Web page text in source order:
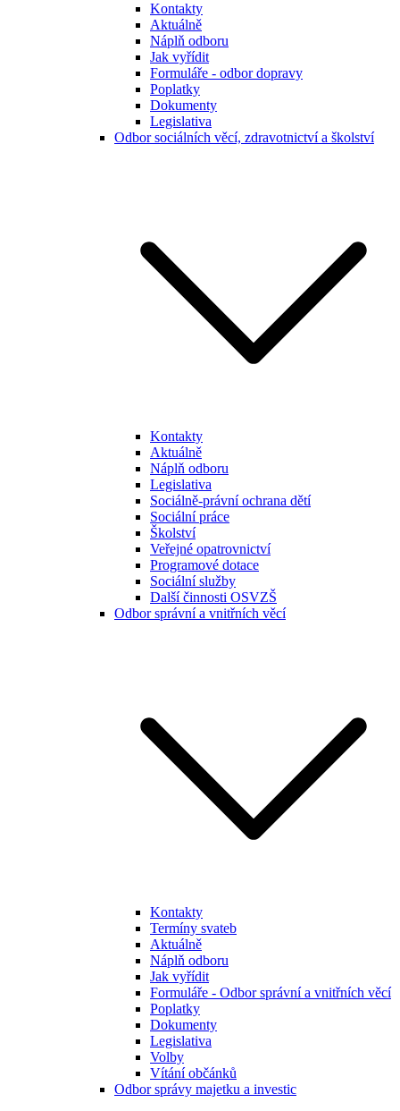
Kontakty
Aktuálně
Náplň odboru
Jak vyřídit
Formuláře - odbor dopravy
Poplatky
Dokumenty
Legislativa
Odbor sociálních věcí, zdravotnictví a školství
Kontakty
Aktuálně
Náplň odboru
Legislativa
Sociálně-právní ochrana dětí
Sociální práce
Školství
Veřejné opatrovnictví
Programové dotace
Sociální služby
Další činnosti OSVZŠ
Odbor správní a vnitřních věcí
Kontakty
Termíny svateb
Aktuálně
Náplň odboru
Jak vyřídit
Formuláře - Odbor správní a vnitřních věcí
Poplatky
Dokumenty
Legislativa
Volby
Vítání občánků
Odbor správy majetku a investic